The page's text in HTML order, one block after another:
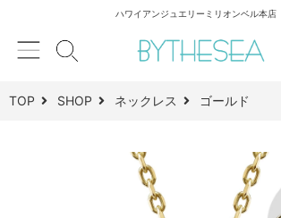
ハワイアンジュエリーミリオンベル本店
TOP SHOP ネックレス ゴールド